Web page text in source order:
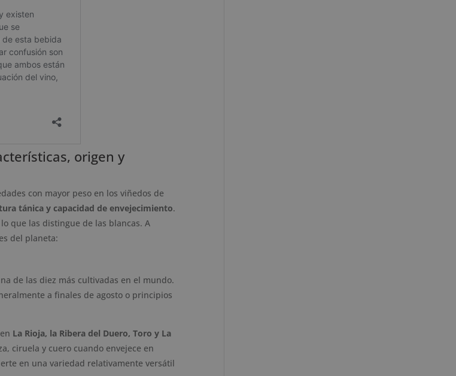
origen y
con mayor peso en los viñedos de
tánica y capacidad de envejecimiento.
que las distingue de las blancas. A
del planeta:
de las diez más cultivadas en el mundo.
a finales de agosto o principios
La Rioja, la Ribera del Duero, Toro y La
ciruela y cuero cuando envejece en
en una variedad relativamente versátil